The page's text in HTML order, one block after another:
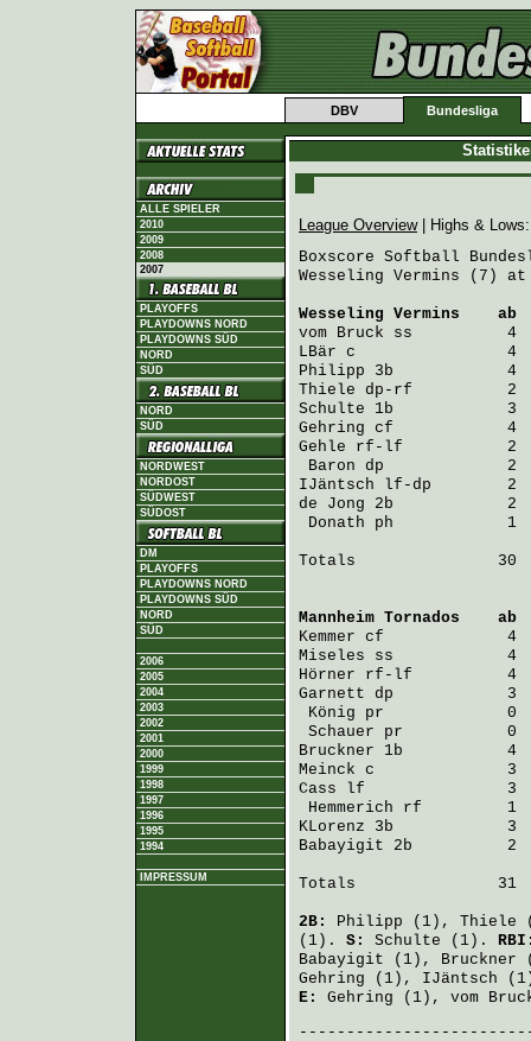
DBV Bundesliga
ALLE SPIELER
2010
2009
2008
2007
PLAYOFFS
PLAYDOWNS NORD
PLAYDOWNS SÜD
NORD
SÜD
NORD
SÜD
NORDWEST
NORDOST
SÜDWEST
SÜDOST
DM
PLAYOFFS
PLAYDOWNS NORD
PLAYDOWNS SÜD
NORD
SÜD
2006
2005
2004
2003
2002
2001
2000
1999
1998
1997
1996
1995
1994
IMPRESSUM
League Overview| Highs &
Boxscore Softball
Wesseling Vermins (7) at
Wesseling Vermins
ab
vom Bruck ss          4
LBär c                4  0
Philipp 3b            4
Thiele dp-rf          2
Schulte 1b            3
Gehring cf            4
Gehle rf-lf           2  0
Baron dp             2
IJäntsch lf-dp        2
de Jong 2b            2
Donath ph            1
Totals               30
Mannheim Tornados
ab
Kemmer cf             4  1
Miseles ss            4
Hörner rf-lf          4  1
Garnett dp            3
König pr             0
Schauer pr           0  1
Bruckner 1b           4
Meinck c              3
Cass lf               3  0
Hemmerich rf         1
KLorenz 3b            3
Babayigit 2b          2
Totals               31
2B: Philipp (1), Thiele
(1). S: Schulte (1).
Babayigit (1), Bruckner
Gehring (1), IJäntsch
E: Gehring (1), vom